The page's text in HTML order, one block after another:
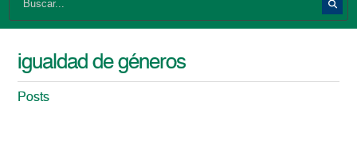
igualdad de géneros
Posts